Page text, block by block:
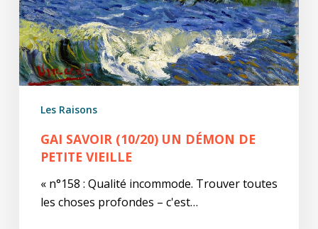
vieille
Les Raisons
GAI SAVOIR (10/20) UN DÉMON DE
PETITE VIEILLE
« n°158 : Qualité incommode. Trouver toutes
les choses profondes – c'est…